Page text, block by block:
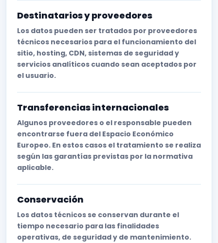
Destinatarios y proveedores
Los datos pueden ser tratados por proveedores
técnicos necesarios para el funcionamiento del
sitio, hosting, CDN, sistemas de seguridad y
servicios analíticos cuando sean aceptados por
el usuario.
Transferencias internacionales
Algunos proveedores o el responsable pueden
encontrarse fuera del Espacio Económico
Europeo. En estos casos el tratamiento se realiza
según las garantías previstas por la normativa
aplicable.
Conservación
Los datos técnicos se conservan durante el
tiempo necesario para las finalidades
operativas, de seguridad y de mantenimiento.